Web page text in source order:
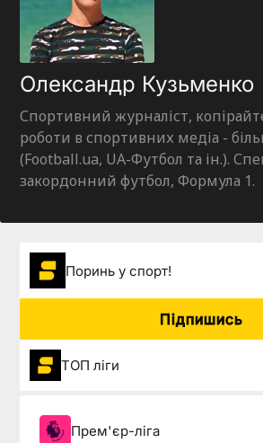
Олександр Кузьменко
Спортивний журналіст,
роботи в спортивних медіа -
(Football.ua, UA-Футбол та ін.).
закордонний футбол, Формула 1.
Поринь у спорт!
Підпишись
ТОП ліги
Прем'єр-ліга